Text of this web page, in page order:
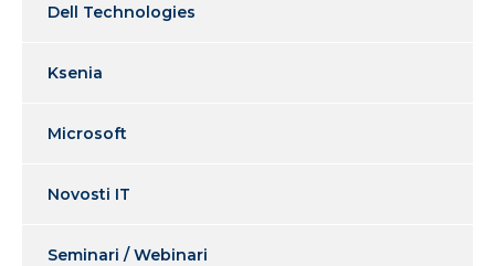
Dell Technologies
Ksenia
Microsoft
Novosti IT
Seminari / Webinari